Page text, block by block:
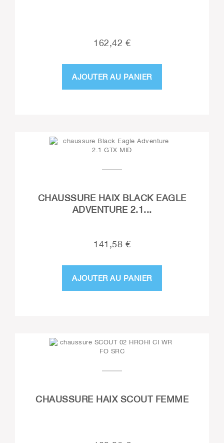
162,42 €
AJOUTER AU PANIER
CHAUSSURE HAIX BLACK EAGLE
ADVENTURE 2.1...
141,58 €
AJOUTER AU PANIER
CHAUSSURE HAIX SCOUT FEMME